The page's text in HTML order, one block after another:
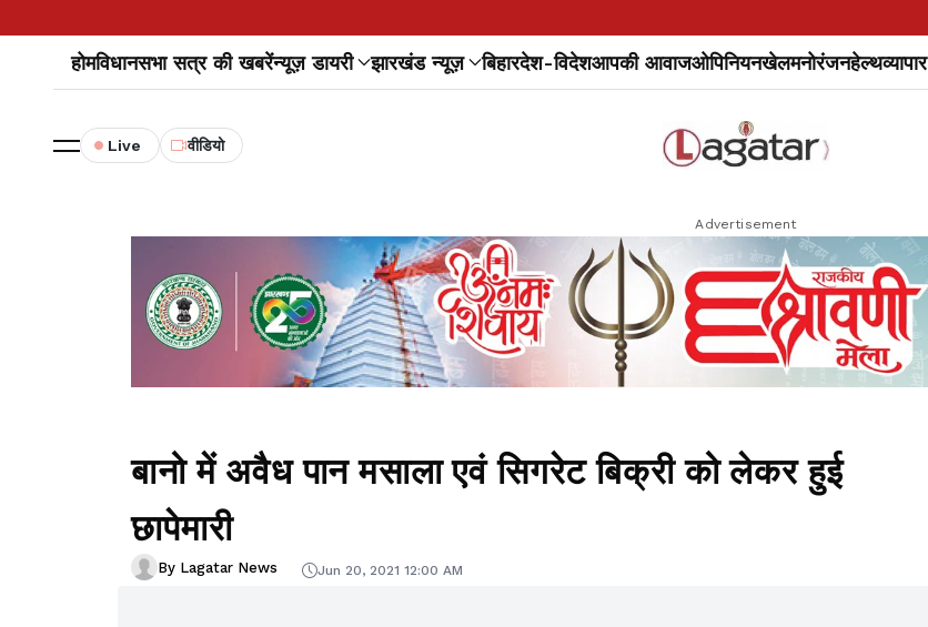
होमविधानसभा सत्र की खबरेंन्यूज़ डायरी झारखंड न्यूज़ बिहारदेश-विदेशआपकी आवाजओपिनियनखेलमनोरंजनहेल्थव्यापार
Live वीडियो
Advertisement
बानो में अवैध पान मसाला एवं सिगरेट बिक्री को लेकर हुई
छापेमारी
By Lagatar News Jun 20, 2021 12:00 AM